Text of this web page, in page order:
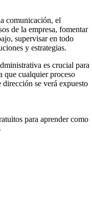
comunicación, el
de la empresa, fomentar
supervisar en todo
y estrategias.
es crucial para
que cualquier proceso
se verá expuesto
para aprender como